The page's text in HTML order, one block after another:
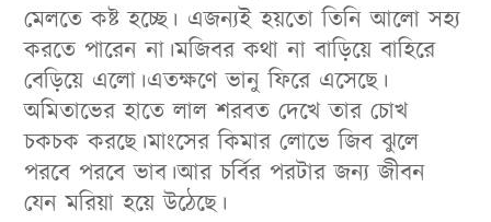
মেলতে কষ্ট হচ্ছে। এজন্যই হয়তো তিনি আলো সহ্য
করতে পারেন না।মজিবর কথা না বাড়িয়ে বাহিরে
বেড়িয়ে এলো।এতক্ষণে ভানু ফিরে এসেছে।
অমিতাভের হাতে লাল শরবত দেখে তার চোখ
চকচক করছে।মাংসের কিমার লোভে জিব ঝুলে
পরবে পরবে ভাব।আর চর্বির পরটার জন্য জীবন
যেন মরিয়া হয়ে উঠেছে।